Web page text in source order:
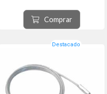
Además, proporciona una mayor
facilidad de manejo a la hora de
abrir las esposas.
El precio es por una sola llave
Comprar
Destacado